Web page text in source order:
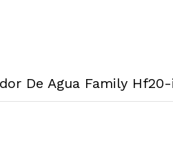
De Agua Family